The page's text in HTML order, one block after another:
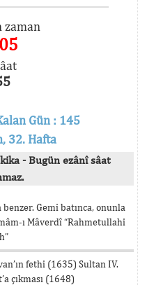
zaman
Gün : 145
32. Hafta
- Bugün ezânî sâat
Gemi batınca, onunla
ı Mâverdî “Rahmetullahi
fethi (1635) Sultan IV.
çıkması (1648)